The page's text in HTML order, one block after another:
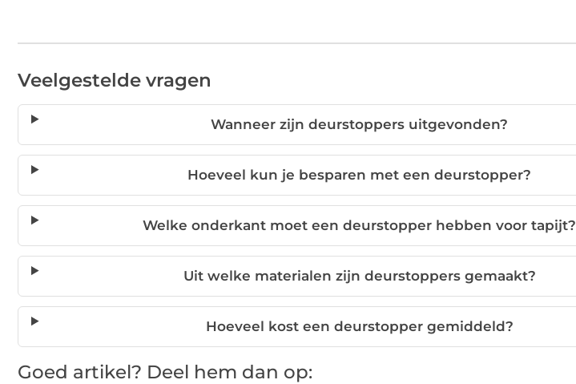
Veelgestelde vragen
Wanneer zijn deurstoppers uitgevonden?
Hoeveel kun je besparen met een deurstopper?
Welke onderkant moet een deurstopper hebben voor tapijt?
Uit welke materialen zijn deurstoppers gemaakt?
Hoeveel kost een deurstopper gemiddeld?
Goed artikel? Deel hem dan op: